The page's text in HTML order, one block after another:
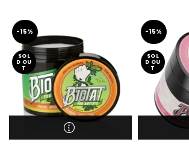
-15%
SOL
D OU
T
-15%
SOL
D OU
T